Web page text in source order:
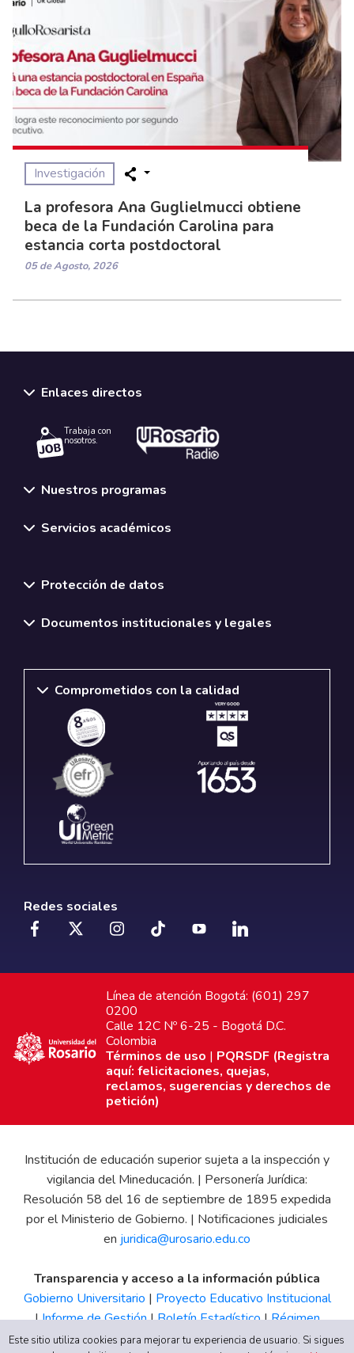
Investigación
La profesora Ana Guglielmucci obtiene
beca de la Fundación Carolina para
estancia corta postdoctoral
05 de Agosto, 2026
Enlaces directos
Trabaja con
nosotros.
Nuestros programas
Servicios académicos
Protección de datos
Documentos institucionales y legales
Comprometidos con la calidad
Redes sociales
Línea de atención Bogotá: (601) 297
0200
Calle 12C Nº 6-25 - Bogotá D.C.
Colombia
Términos de uso | PQRSDF (Registra
aquí: felicitaciones, quejas,
reclamos, sugerencias y derechos de
petición)
Institución de educación superior sujeta a la inspección y
vigilancia del Mineducación. | Personería Jurídica:
Resolución 58 del 16 de septiembre de 1895 expedida
por el Ministerio de Gobierno. | Notificaciones judiciales
en juridica@urosario.edu.co
Transparencia y acceso a la información pública
Gobierno Universitario | Proyecto Educativo Institucional
|Informe de Gestión|Boletín Estadístico|Régimen
Tributario|Estados Financieros |Código de Ética| Canal
Este sitio utiliza cookies para mejorar tu experiencia de usuario. Si sigues